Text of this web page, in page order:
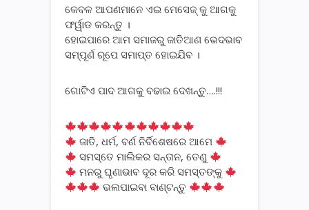
କେବଳ ଆପଣମାନେ ଏଇ ମେସେଜ୍ କୁ ଆଗକୁ
ଫର୍ୱାଡ କରନ୍ତୁ ।
ହୋଇପାରେ ଆମ ସମାଜରୁ ଜାତିଆଣ ଭେଦଭାବ
ସମ୍ପୂର୍ଣ ରୂପେ ସମାପ୍ତ ହୋଇଯିବ ।
ଗୋଟିଏ ପାଦ ଆଗକୁ ବଢାଇ ଦେଖନ୍ତୁ….!!!
ଜାତି, ଧର୍ମ, ବର୍ଣ ନିର୍ବିଶେଷରେ ଆମେ
ସମସ୍ତେ ମାଲିକର ସନ୍ତାନ, ତେଣୁ
ମନରୁ ଘୃଣାଭାବ ଦୂର କରି ସମସ୍ତଙ୍କୁ
ଭଲପାଇବା ବାଣ୍ଟନ୍ତୁ